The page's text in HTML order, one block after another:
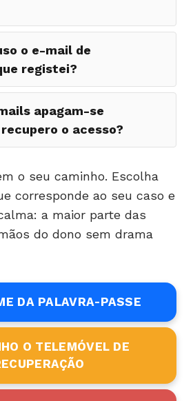
o e-mail de
registei?
apagam-se
o acesso?
o seu caminho. Escolha
corresponde ao seu caso e
a maior parte das
do dono sem drama
DA PALAVRA-PASSE
O TELEMÓVEL DE